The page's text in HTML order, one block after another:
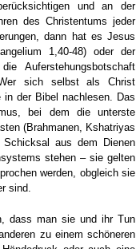
und an der
des Christentums jeder
dann hat es Jesus
1,40-48) oder der
Auferstehungsbotschaft
Wer sich selbst als Christ
der Bibel nachlesen. Das
bei dem die unterste
(Brahmanen, Kshatriyas
aus dem Dienen
stehen – sie gelten
werden, obgleich sie
sind.
dass man sie und ihr Tun
zu einem schöneren